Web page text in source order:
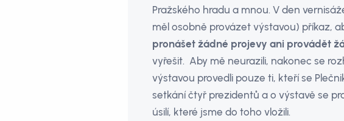
Pražského hradu a mnou. V den
měl osobně provázet výstavou) příkaz,
pronášet žádné projevy ani provádět
vyřešit. Aby mě neurazili, nakonec se
výstavou provedli pouze ti, kteří se
setkání čtyř prezidentů a o výstavě se
úsilí, které jsme do toho vložili.